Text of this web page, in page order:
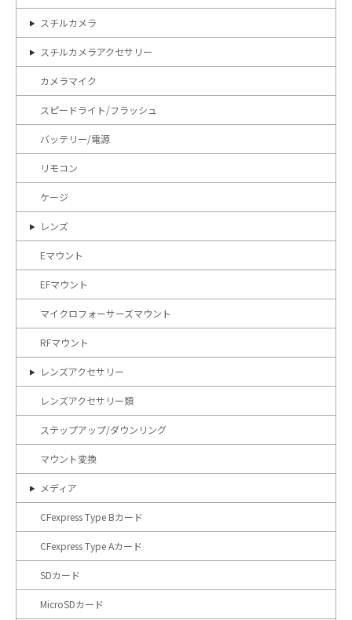
スチルカメラ
スチルカメラアクセサリー
カメラマイク
スピードライト/フラッシュ
バッテリー/電源
リモコン
ケージ
レンズ
Eマウント
EFマウント
マイクロフォーサーズマウント
RFマウント
レンズアクセサリー
レンズアクセサリー類
ステップアップ/ダウンリング
マウント変換
メディア
CFexpress Type Bカード
CFexpress Type Aカード
SDカード
MicroSDカード